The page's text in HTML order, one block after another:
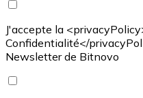
J'accepte la
Confidentialité</
Newsletter de Bitnovo